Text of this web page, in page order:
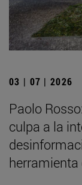
03 | 07 | 2026
Paolo
culpa a la
herramienta